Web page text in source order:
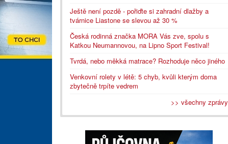
Ještě není pozdě - pořiďte si zahradní dlažby a
tvárnice Liastone se slevou až 30 %
Česká rodinná značka MORA Vás zve, spolu s
Katkou Neumannovou, na Lipno Sport Festival!
Tvrdá, nebo měkká matrace? Rozhoduje něco jiného
Venkovní rolety v létě: 5 chyb, kvůli kterým doma
zbytečně trpíte vedrem
>> všechny zprávy